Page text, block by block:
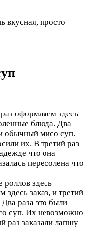
вкусная, просто
оформляем здесь
блюда. Два
обычный мисо суп.
их. В третий раз
что она
пересолена что
роллов здесь
здесь заказ, и третий
раза это были
суп. Их невозможно
раз заказали лапшу